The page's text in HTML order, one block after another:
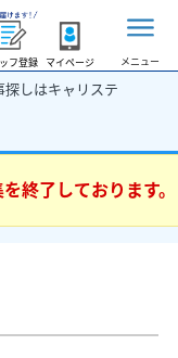
フ登録 マイページ メニュー
探しはキャリステ
終了しております。